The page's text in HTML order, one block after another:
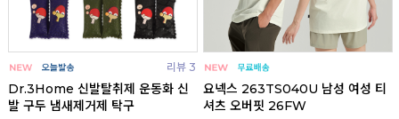
리뷰 3
Dr.3Home 신발탈취제 운동화 신
발 구두 냄새제거제 탁구
요넥스 263TS040U 남성 여성 티
셔츠 오버핏 26FW